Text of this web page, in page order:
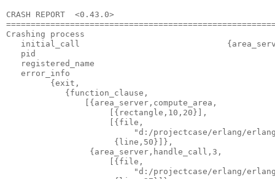
CRASH REPORT  <0.43.0>
Crashing process
initial_call
pid
registered_name
   error_info
         {exit,
            {function_clause,
                [{area_server,compute_area,
                     [{rectangle,10,20}],
                     [{file,
"d:/projectcase/erlang/
                      {line,50}]},
                 {area_server,handle_call,3,
                     [{file,
"d:/projectcase/erlang/